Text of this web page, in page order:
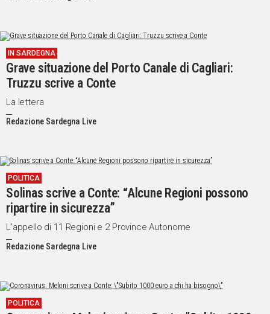
Social
IN SARDEGNA
Grave situazione del Porto Canale di Cagliari:
Truzzu scrive a Conte
La lettera
Redazione Sardegna Live
POLITICA
Solinas scrive a Conte: “Alcune Regioni possono
ripartire in sicurezza”
L'appello di 11 Regioni e 2 Province Autonome
Redazione Sardegna Live
POLITICA